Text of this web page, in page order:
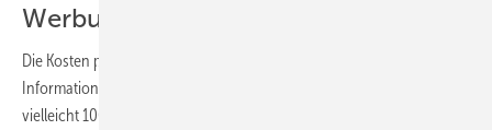
Werbung die relevante Größe
Die Kosten pro Zielperson sind exorbitant hoch. Über diesen
Informationskasten des Vereins werden 50 Vereinsmitglieder und
vielleicht 100 Besucher, die diese Anzeige bewusst lesen,